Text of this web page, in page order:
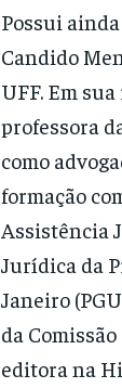
Possui
Candido
UFF. Em
professora
como
formação
Assistência
Jurídica da
Janeiro
da
editora na